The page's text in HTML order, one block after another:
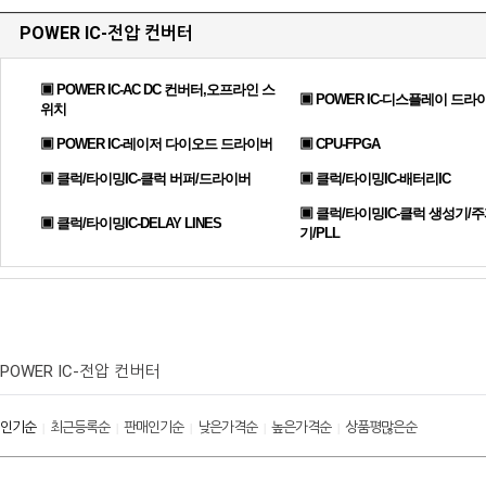
POWER IC-전압 컨버터
▣ POWER IC-AC DC 컨버터,오프라인 스
위치
▣ POWER IC-디스플레이 드라
▣ POWER IC-레이저 다이오드 드라이버 ▣ CPU-FPGA
▣ 클럭/타이밍IC-클럭 버퍼/드라이버 ▣ 클럭/타이밍IC-배터리IC
▣ 클럭/타이밍IC-DELAY LINES
▣ 클럭/타이밍IC-클럭 생성기/
기/PLL
POWER IC-전압 컨버터
인기순| 최근등록순| 판매인기순| 낮은가격순| 높은가격순| 상품평많은순